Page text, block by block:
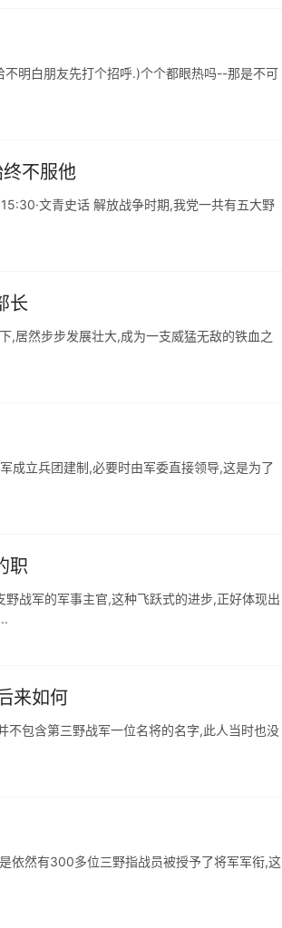
明白朋友先打个招呼.)个个都眼热吗--那是不可
不服他
文青史话 解放战争时期,我党一共有五大野
长
,居然步步发展壮大,成为一支威猛无敌的铁血之
成立兵团建制,必要时由军委直接领导,这是为了
职
战军的军事主官,这种飞跃式的进步,正好体现出
来如何
包含第三野战军一位名将的名字,此人当时也没
依然有300多位三野指战员被授予了将军军衔,这